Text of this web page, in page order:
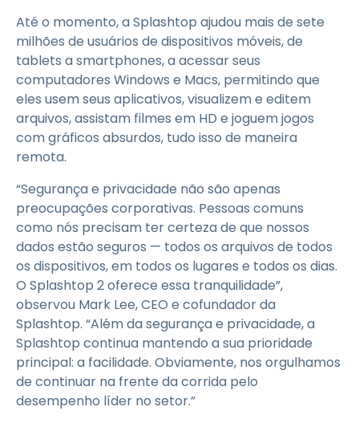
Até o momento, a Splashtop ajudou mais de sete
milhões de usuários de dispositivos móveis, de
tablets a smartphones, a acessar seus
computadores Windows e Macs, permitindo que
eles usem seus aplicativos, visualizem e editem
arquivos, assistam filmes em HD e joguem jogos
com gráficos absurdos, tudo isso de maneira
remota.
“Segurança e privacidade não são apenas
preocupações corporativas. Pessoas comuns
como nós precisam ter certeza de que nossos
dados estão seguros — todos os arquivos de todos
os dispositivos, em todos os lugares e todos os dias.
O Splashtop 2 oferece essa tranquilidade”,
observou Mark Lee, CEO e cofundador da
Splashtop. “Além da segurança e privacidade, a
Splashtop continua mantendo a sua prioridade
principal: a facilidade. Obviamente, nos orgulhamos
de continuar na frente da corrida pelo
desempenho líder no setor.”